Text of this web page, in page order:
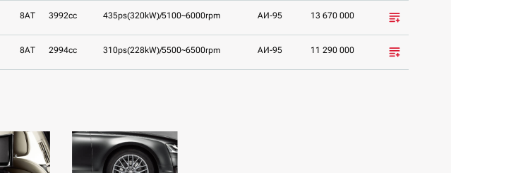
8AT 3992cc 435ps(320kW)/5100~6000rpm AИ-95 13 670 000
8AT 2994cc 310ps(228kW)/5500~6500rpm AИ-95 11 290 000